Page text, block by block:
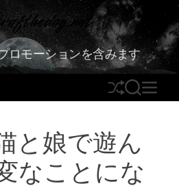
ロモーションを含みます
S
h
ff
l
e
S
E
R
C
H
M
E
と娘で遊ん
なことにな